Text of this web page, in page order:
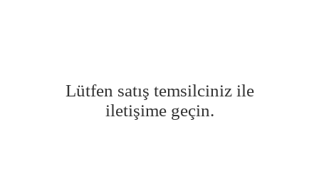
Lütfen satış temsilciniz ile
iletişime geçin.